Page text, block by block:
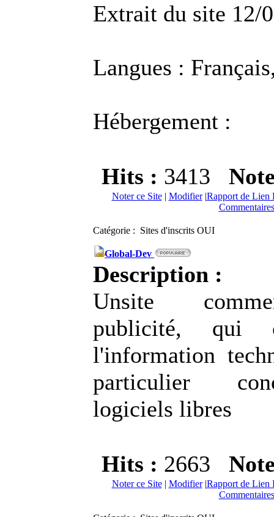
Extrait du site 12/
Langues :
Hébergement :
Hits : 3413
Noter ce Site| Modifier|Rapport de Lien
Catégorie : Sites d'inscrits OUI
Global-Dev
Description :
Unsite
publicité, qui
l'information
particulier
logiciels libres
Hits : 2663
Noter ce Site| Modifier|Rapport de Lien